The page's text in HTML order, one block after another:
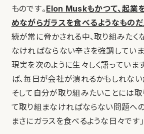
ものです。Elon Muskもかつて、起業
めながらガラスを食べるようなものだ
続が常に脅かされる中、取り組みたく
なければならない辛さを強調してい
現実を次のように生々しく語っていま
ば、毎日が会社が潰れるかもしれない
そして自分が取り組みたいことには取
て取り組まなければならない問題へ
まさにガラスを食べるような日々です」